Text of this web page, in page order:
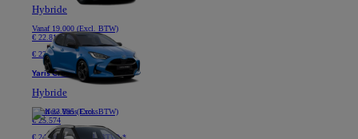
Hybride
Vanaf 19.000 (Excl. BTW)
€ 22.810
€ 229 /maand (Excl. BTW) *
Yaris Cross
Hybride
Vanaf23.095 (Excl. BTW)
€ 25.574
€ 249 /maand (Excl. BTW) *